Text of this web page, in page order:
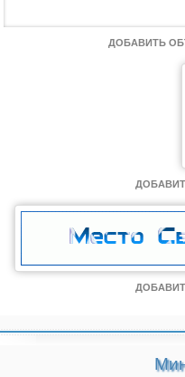
ДОБАВИТЬ